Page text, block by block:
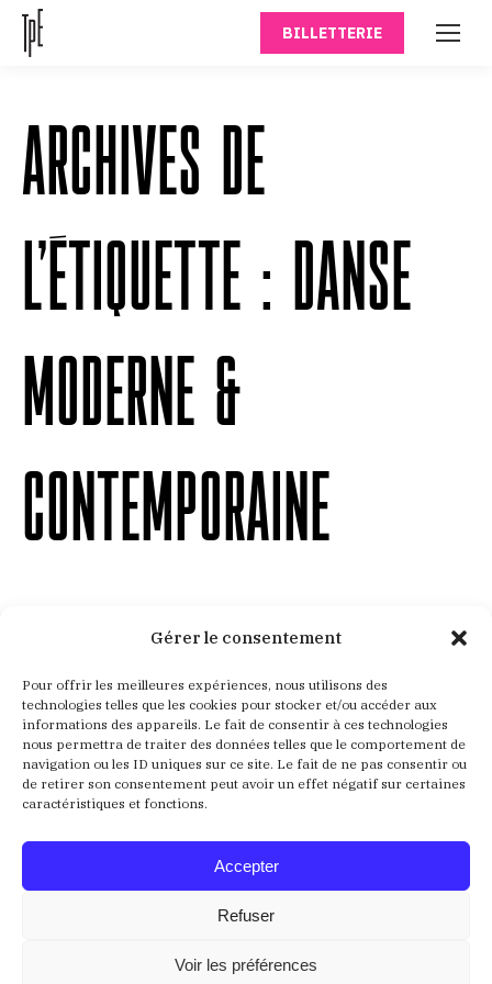
Gérer le consentement
Pour offrir les meilleures expériences, nous utilisons des
technologies telles que les cookies pour stocker et/ou accéder aux
informations des appareils. Le fait de consentir à ces technologies
nous permettra de traiter des données telles que le comportement de
navigation ou les ID uniques sur ce site. Le fait de ne pas consentir ou
de retirer son consentement peut avoir un effet négatif sur certaines
caractéristiques et fonctions.
Accepter
Refuser
Voir les préférences
BILLETTERIE
ARCHIVES DE
L’ÉTIQUETTE : DANSE
MODERNE &
CONTEMPORAINE
Aucun résultat
Nous ne trouvons pas ce que vous cherchez. La barre
de recherche pourrait vous être utile
Recherche
: